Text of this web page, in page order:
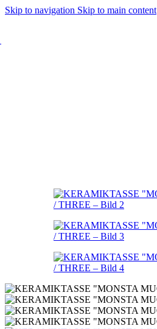
Skip to navigation Skip to main content